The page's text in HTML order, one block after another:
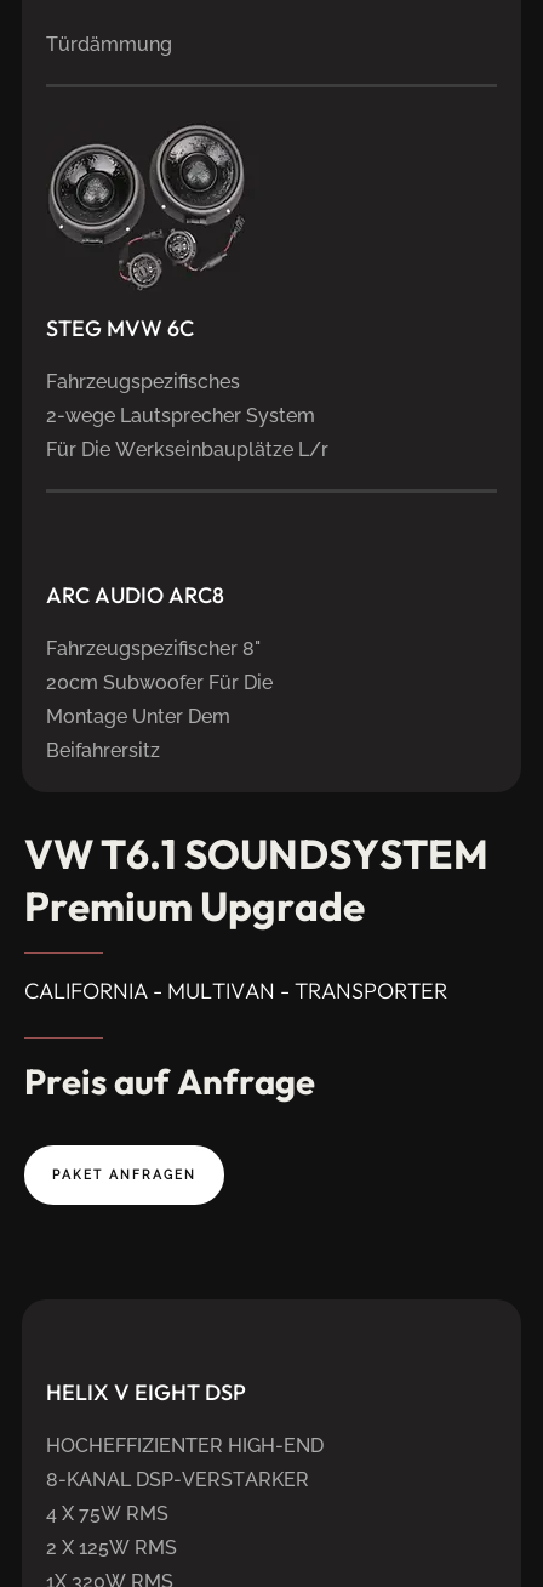
Türdämmung
STEG MVW 6C
Fahrzeugspezifisches
2-wege Lautsprecher System
Für Die Werkseinbauplätze L/r
ARCAUDIOARC8
Fahrzeugspezifischer 8"
20cm Subwoofer Für Die
Montage Unter Dem
Beifahrersitz
VWT6.1SOUNDSYSTEM
Premium Upgrade
CALIFORNIA - MULTIVAN - TRANSPORTER
PreisaufAnfrage
PAKET ANFRAGEN
HELIX V EIGHT DSP
HOCHEFFIZIENTER HIGH-END
8-KANAL DSP-VERSTARKER
4 X 75W RMS
2 X 125W RMS
1X 320W RMS